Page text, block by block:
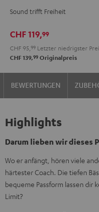
MoonNight
Sound trifft Freiheit
CHF 119,99
CHF 95, 99 Letzter niedrigster
CHF 139,99 Originalpreis
BEWERTUNGEN
Highlights
Darum lieben wir dieses
Wo er anfängt, hören viele
härtester Coach. Die tiefen
bequeme Passform lassen dir
Limit?